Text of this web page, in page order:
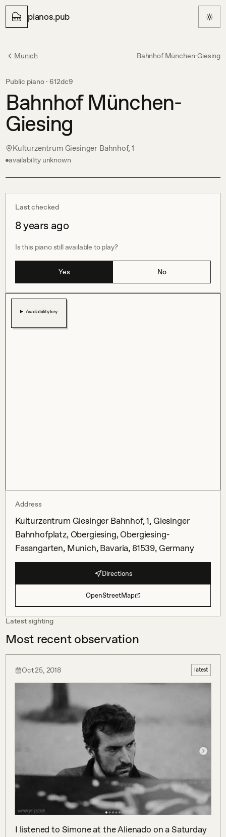
pianos.pub
Munich Bahnhof München-Giesing
Public piano · 612dc9
Bahnhof München-
Giesing
Kulturzentrum Giesinger Bahnhof, 1
availability unknown
Last checked
8 years ago
Is this piano still available to play?
Yes No
Availability key
Address
Kulturzentrum Giesinger Bahnhof, 1, Giesinger
Bahnhofplatz, Obergiesing, Obergiesing-
Fasangarten, Munich, Bavaria, 81539, Germany
Directions
OpenStreetMap
Latest sighting
Most recent observation
Oct 25, 2018 latest
I listened to Simone at the Alienado on a Saturday